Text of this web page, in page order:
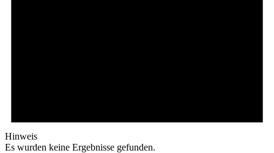
Hinweis
Es wurden keine Ergebnisse gefunden.